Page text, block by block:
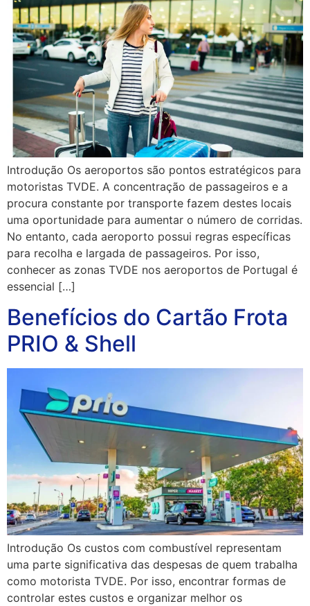
Introdução Os aeroportos são pontos estratégicos para
motoristas TVDE. A concentração de passageiros e a
procura constante por transporte fazem destes locais
uma oportunidade para aumentar o número de corridas.
No entanto, cada aeroporto possui regras específicas
para recolha e largada de passageiros. Por isso,
conhecer as zonas TVDE nos aeroportos de Portugal é
essencial […]
Benefícios do Cartão Frota
PRIO & Shell
Introdução Os custos com combustível representam
uma parte significativa das despesas de quem trabalha
como motorista TVDE. Por isso, encontrar formas de
controlar estes custos e organizar melhor os